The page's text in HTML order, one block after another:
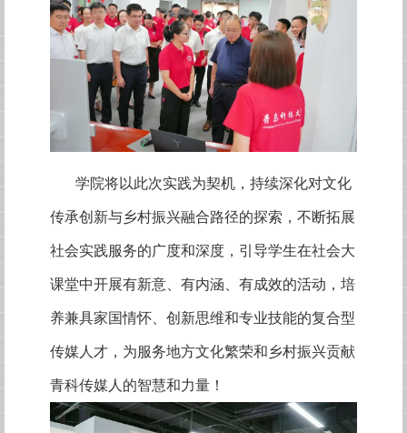
学院将以此次实践为契机，持续深化对文化
传承创新与乡村振兴融合路径的探索，不断拓展
社会实践服务的广度和深度，引导学生在社会大
课堂中开展有新意、有内涵、有成效的活动，培
养兼具家国情怀、创新思维和专业技能的复合型
传媒人才，为服务地方文化繁荣和乡村振兴贡献
青科传媒人的智慧和力量！